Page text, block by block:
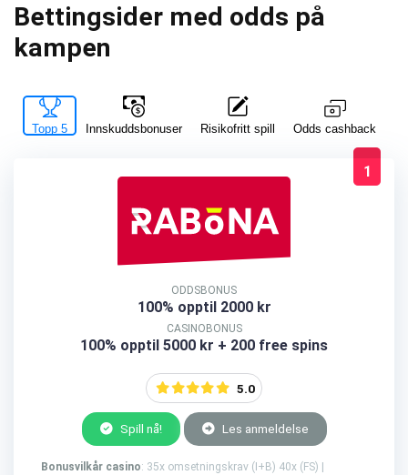
Bettingsider med odds på
kampen
Topp 5 Innskuddsbonuser Risikofritt spill Odds cashback
1
ODDSBONUS
100% opptil 2000 kr
CASINOBONUS
100% opptil 5000 kr + 200 free spins
5.0
Spill nå! Les anmeldelse
Bonusvilkår casino: 35x omsetningskrav (I+B) 40x (FS) |